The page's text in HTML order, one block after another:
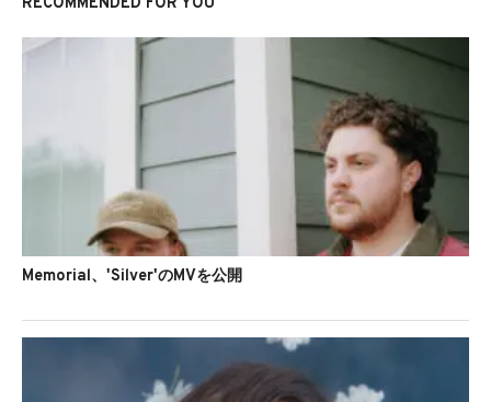
Memorial、'Silver'のMVを公開